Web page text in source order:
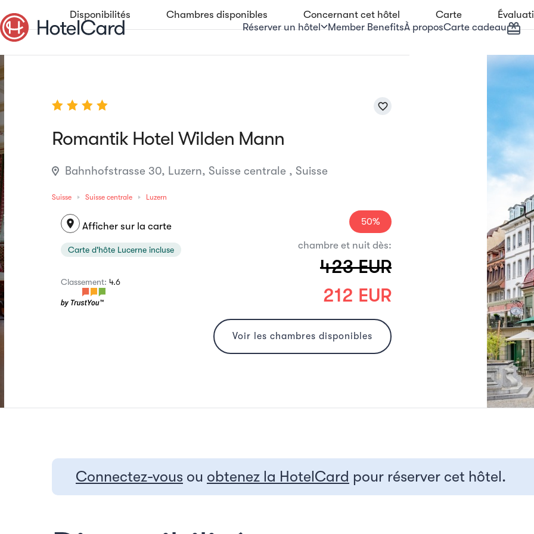
Réserver un hôtel Member BenefitsÀ proposCarte cadeau
favorite_border
Romantik Hotel Wilden Mann
Bahnhofstrasse 30, Luzern, Suisse centrale , Suisse
Suisse Suisse centrale Luzern
location_on Afficher sur la carte
Classement: 4.6
Carte d'hôte Lucerne incluse
50%
chambre et nuit dès:
423 EUR
212 EUR
Voir les chambres disponibles
Disponibilités Chambres disponibles Concernant cet hôtel Carte
Connectez-vous ou obtenez la HotelCard pour réserver cet hôtel.